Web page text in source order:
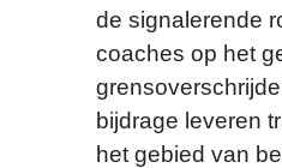
de signalerende
coaches op het
bijdrage leveren
het gebied van